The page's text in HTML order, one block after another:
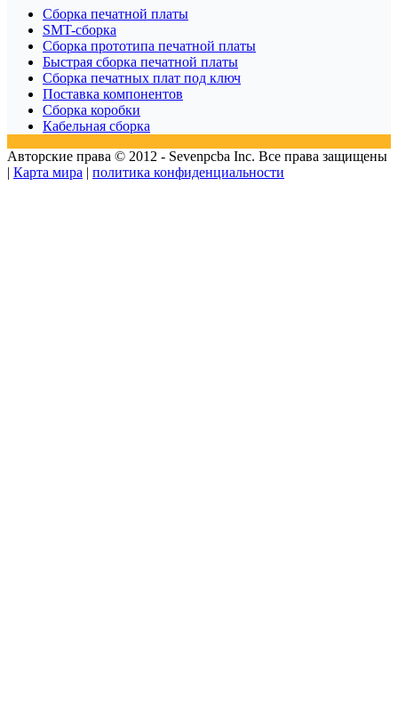
Сборка печатной платы
SMT-сборка
Сборка прототипа печатной платы
Быстрая сборка печатной платы
Сборка печатных плат под ключ
Поставка компонентов
Сборка коробки
Кабельная сборка
Авторские права © 2012 - Sevenpcba Inc. Все права защищены
| Карта мира | политика конфиденциальности